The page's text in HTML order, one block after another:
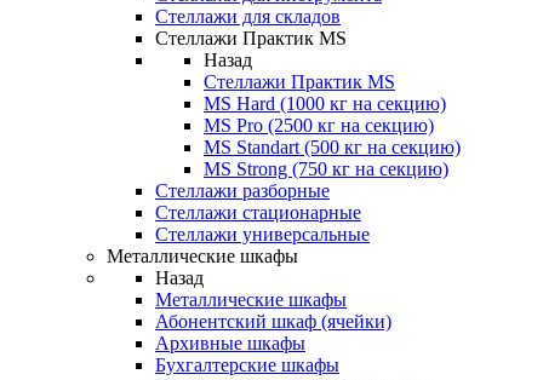
Стеллажи для складов
Стеллажи Практик MS
Назад
Стеллажи Практик MS
MS Hard (1000 кг на секцию)
MS Pro (2500 кг на секцию)
MS Standart (500 кг на секцию)
MS Strong (750 кг на секцию)
Стеллажи разборные
Стеллажи стационарные
Стеллажи универсальные
Металлические шкафы
Назад
Металлические шкафы
Абонентский шкаф (ячейки)
Архивные шкафы
Бухгалтерские шкафы